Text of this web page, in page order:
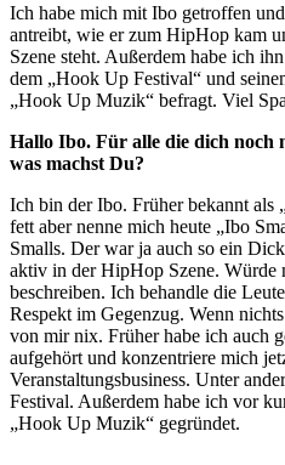
Ich habe mich mit Ibo getroffen
antreibt, wie er zum HipHop kam
Szene steht. Außerdem habe ich
dem „Hook Up Festival“ und
„Hook Up Muzik“ befragt. Viel
Hallo Ibo. Für alle die dich noch
was machst Du?
Ich bin der Ibo. Früher bekannt als
fett aber nenne mich heute „Ibo
Smalls. Der war ja auch so ein
aktiv in der HipHop Szene. Würde
beschreiben. Ich behandle die
Respekt im Gegenzug. Wenn
von mir nix. Früher habe ich auch
aufgehört und konzentriere mich
Veranstaltungsbusiness. Unter
Festival. Außerdem habe ich vor
„Hook Up Muzik“ gegründet.